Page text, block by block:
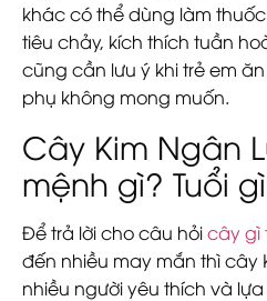
khác có thể dùng làm
tiêu chảy, kích thích tuần
cũng cần lưu ý khi trẻ em
phụ không mong muốn.
Cây Kim Ngân
mệnh gì? Tuổi
Để trả lời cho câu hỏicây gì
đến nhiều may mắn thì cây
nhiều người yêu thích và